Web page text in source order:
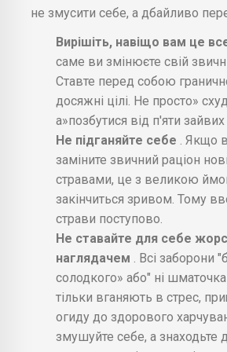
не змусити себе, а дбайливо
Вирішіть, навіщо вам це
саме ви змінюєте свій
Ставте перед собою
досяжні цілі. Не просто»
а»позбутися від п'яти зайвих
Не підганяйте себе . Якщо
заміните звичний раціон
стравами, це з великою
закінчиться зривом. Тому
страви поступово.
Не ставайте для себе
наглядачем . Всі заборони
солодкого» або" ні
тільки вганяють в стрес,
огиду до здорового
змушуйте себе, а знаходьте